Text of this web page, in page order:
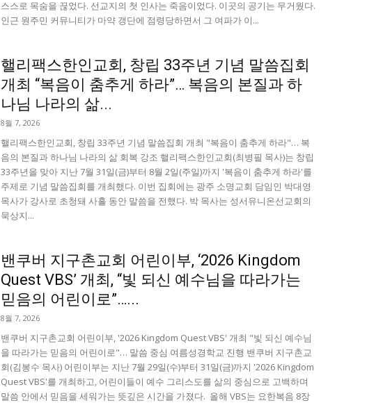
스스로 목숨을 끊었다. 선교지의 첫 인사는 죽음이었다. 이곳의 공기는 무거웠다.
인근 원주민 커뮤니티가 마약 갱단에 점령당하면서 그 여파가 이...
핼리팩스한인교회, 창립 33주년 기념 말씀집회
개최 “복음이 춤추게 하라”… 복음의 본질과 하
나님 나라의 삶...
8월 7, 2026
핼리팩스한인교회, 창립 33주년 기념 말씀집회 개최 "복음이 춤추게 하라"… 복
음의 본질과 하나님 나라의 삶 회복 강조 핼리팩스한인교회(최병필 목사)는 창립
33주년을 맞아 지난 7월 31일(금)부터 8월 2일(주일)까지 '복음이 춤추게 하라'를
주제로 기념 말씀집회를 개최했다. 이번 집회에는 광주 소명교회 담임인 박대영
목사가 강사로 초청돼 사흘 동안 말씀을 전했다. 박 목사는 성서유니온선교회의
묵상지...
밴쿠버 지구촌교회 어린이부, ‘2026 Kingdom
Quest VBS’ 개최, “빛 되신 예수님을 따라가는
믿음의 어린이로”…...
8월 7, 2026
밴쿠버 지구촌교회 어린이부, '2026 Kingdom Quest VBS' 개최 "빛 되신 예수님
을 따라가는 믿음의 어린이로"… 말씀 중심 여름성경학교 진행 밴쿠버 지구촌교
회(김봉수 목사) 어린이부는 지난 7월 29일(수)부터 31일(금)까지 '2026 Kingdom
Quest VBS'를 개최하고, 어린이들이 예수 그리스도를 삶의 중심으로 고백하며
말씀 안에서 믿음을 세워가는 뜻깊은 시간을 가졌다. 올해 VBS는 요한복음 8장